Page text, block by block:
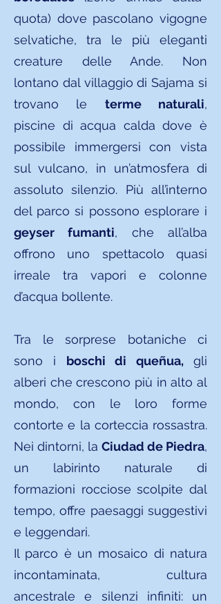
quota) dove pascolano vigogne
selvatiche, tra le più eleganti
creature delle Ande. Non
lontano dal villaggio di Sajama si
trovano le terme naturali,
piscine di acqua calda dove è
possibile immergersi con vista
sul vulcano, in un’atmosfera di
assoluto silenzio. Più all’interno
del parco si possono esplorare i
geyser fumanti, che all’alba
offrono uno spettacolo quasi
irreale tra vapori e colonne
d’acqua bollente.
Tra le sorprese botaniche ci
sono i boschi di queñua,gli
alberi che crescono più in alto al
mondo, con le loro forme
contorte e la corteccia rossastra.
Nei dintorni, la Ciudad de Piedra,
un labirinto naturale di
formazioni rocciose scolpite dal
tempo, offre paesaggi suggestivi
e leggendari.
Il parco è un mosaico di natura
incontaminata, cultura
ancestrale e silenzi infiniti: un